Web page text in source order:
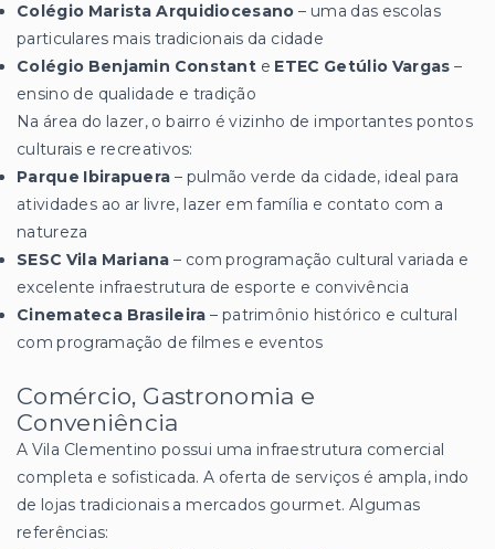
Colégio Marista Arquidiocesano – uma das escolas
particulares mais tradicionais da cidade
Colégio Benjamin Constant e ETEC Getúlio Vargas –
ensino de qualidade e tradição
Na área do lazer, o bairro é vizinho de importantes pontos
culturais e recreativos:
Parque Ibirapuera – pulmão verde da cidade, ideal para
atividades ao ar livre, lazer em família e contato com a
natureza
SESC Vila Mariana – com programação cultural variada e
excelente infraestrutura de esporte e convivência
Cinemateca Brasileira – patrimônio histórico e cultural
com programação de filmes e eventos
Comércio, Gastronomia e
Conveniência
A Vila Clementino possui uma infraestrutura comercial
completa e sofisticada. A oferta de serviços é ampla, indo
de lojas tradicionais a mercados gourmet. Algumas
referências: